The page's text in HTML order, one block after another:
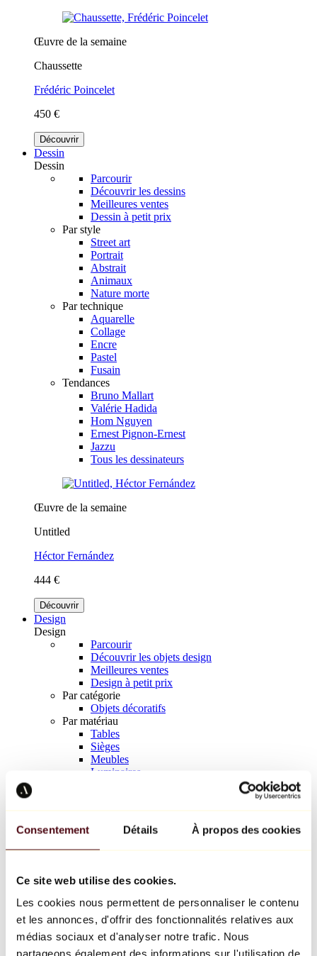
Consentement Détails À propos des cookies
Ce site web utilise des cookies.
Les cookies nous permettent de personnaliser le contenu
et les annonces, d'offrir des fonctionnalités relatives aux
médias sociaux et d'analyser notre trafic. Nous
partageons également des informations sur l'utilisation de
Œuvre de la semaine
Chaussette
Frédéric Poincelet
450 €
Découvrir
Dessin
Dessin
Parcourir
Découvrir les dessins
Meilleures ventes
Dessin à petit prix
Par style
Street art
Portrait
Abstrait
Animaux
Nature morte
Par technique
Aquarelle
Collage
Encre
Pastel
Fusain
Tendances
Bruno Mallart
Valérie Hadida
Hom Nguyen
Ernest Pignon-Ernest
Jazzu
Tous les dessinateurs
Œuvre de la semaine
Untitled
Héctor Fernández
444 €
Découvrir
Design
Design
Parcourir
Découvrir les objets design
Meilleures ventes
Design à petit prix
Par catégorie
Objets décoratifs
Par matériau
Tables
Sièges
Meubles
Luminaires
Richard Orlinski
Keith Haring
Jeff Koons
Jean-Michel Basquiat
Tous les designers
Œuvre de la semaine